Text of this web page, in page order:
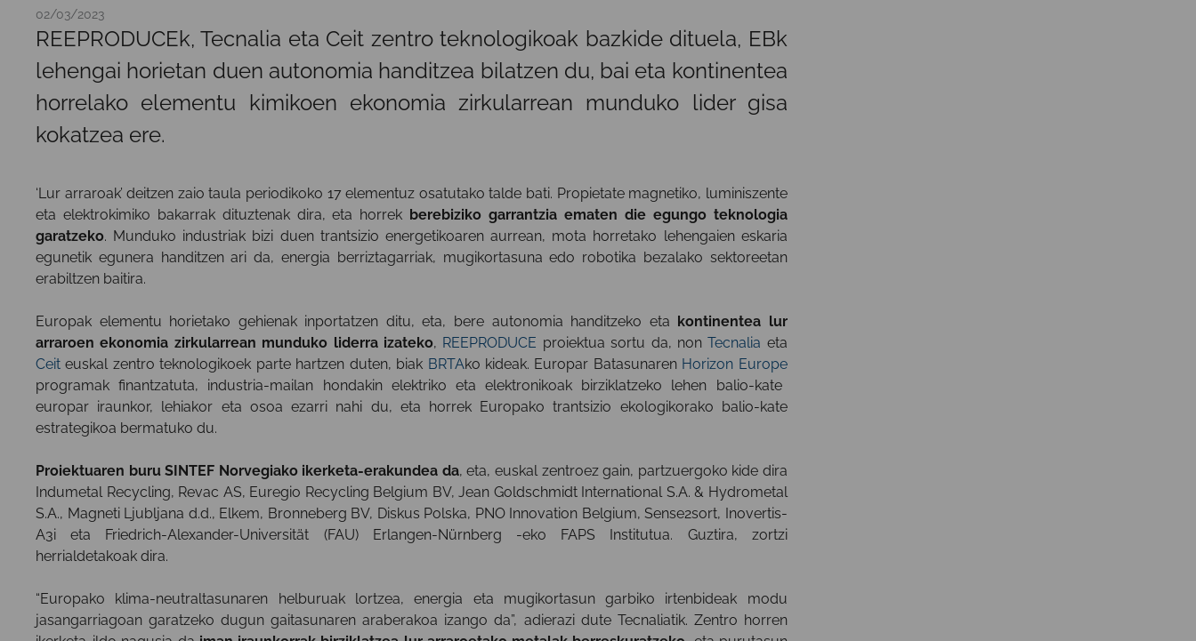
02/03/2023
REEPRODUCEk, Tecnalia eta Ceit zentro teknologikoak bazkide dituela, EBk
lehengai horietan duen autonomia handitzea bilatzen du, bai eta kontinentea
horrelako elementu kimikoen ekonomia zirkularrean munduko lider gisa
kokatzea ere.
‘Lur arraroak’ deitzen zaio taula periodikoko 17 elementuz osatutako talde bati. Propietate magnetiko, luminiszente
eta elektrokimiko bakarrak dituztenak dira, eta horrek berebiziko garrantzia ematen die egungo teknologia
garatzeko. Munduko industriak bizi duen trantsizio energetikoaren aurrean, mota horretako lehengaien eskaria
egunetik egunera handitzen ari da, energia berriztagarriak, mugikortasuna edo robotika bezalako sektoreetan
erabiltzen baitira.
Europak elementu horietako gehienak inportatzen ditu, eta, bere autonomia handitzeko eta
kontinentea lur
arraroen ekonomia zirkularrean munduko liderra izateko, REEPRODUCE proiektua sortu da, nonTecnalia eta
Ceit euskal zentro teknologikoek parte hartzen duten, biak BRTAko kideak. Europar Batasunaren Horizon Europe
programak finantzatuta, industria-mailan hondakin elektriko eta elektronikoak birziklatzeko lehen balio-kate
europar iraunkor, lehiakor eta osoa ezarri nahi du, eta horrek Europako trantsizio ekologikorako balio-kate
estrategikoa bermatuko du.
Proiektuaren buru SINTEF Norvegiako ikerketa-erakundea da, eta, euskal zentroez gain, partzuergoko kide dira
Indumetal Recycling, Revac AS, Euregio Recycling Belgium BV, Jean Goldschmidt International S.A. & Hydrometal
S.A., Magneti Ljubljana d.d., Elkem, Bronneberg BV, Diskus Polska, PNO Innovation Belgium, Sense2sort, Inovertis-
A3i eta Friedrich-Alexander-Universität (FAU) Erlangen-Nürnberg -eko FAPS Institutua. Guztira, zortzi
herrialdetakoak dira.
“Europako klima-neutraltasunaren helburuak lortzea, energia eta mugikortasun garbiko irtenbideak modu
jasangarriagoan garatzeko dugun gaitasunaren araberakoa izango da”, adierazi dute Tecnaliatik. Zentro horren